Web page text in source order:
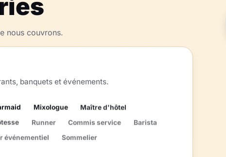
nous couvrons.
banquets et événements.
Mixologue
Maître d'hôtel
Runner Commis service
Barista
événementiel Sommelier